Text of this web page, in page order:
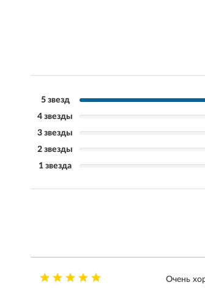
5 звезд
4 звезды
3 звезды
2 звезды
1 звезда
Очень